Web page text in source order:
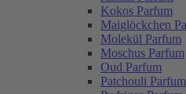
Kokos Parfum
Maiglöckchen
Molekül Parfum
Moschus Parfum
Oud Parfum
Patchouli Parfum